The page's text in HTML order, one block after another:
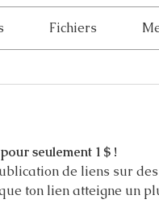
Fichiers
seulement 1 $ !
de liens sur
ton lien atteigne un